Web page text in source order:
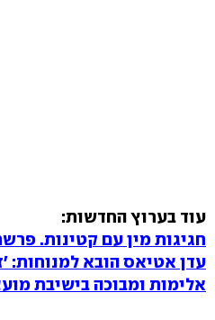
עוד בערוץ החדשות:
חגיגות מין עם קטינות.
עדן אטיאס הובא למנוחות:
אלימות ומבוכה בישיבת